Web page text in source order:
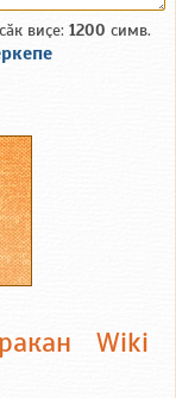
виҫе: 1200 симв.
Wiki